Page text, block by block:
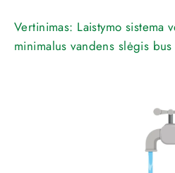
Vertinimas: Laistymo sistema
minimalus vandens slėgis